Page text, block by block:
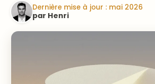
Dernière mise à jour : mai 2026
par Henri